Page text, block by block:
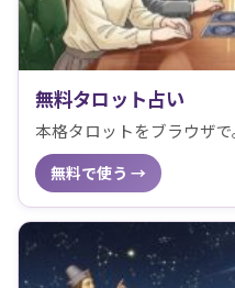
無料タロット占い
本格タロットをブラウザで
無料で使う →